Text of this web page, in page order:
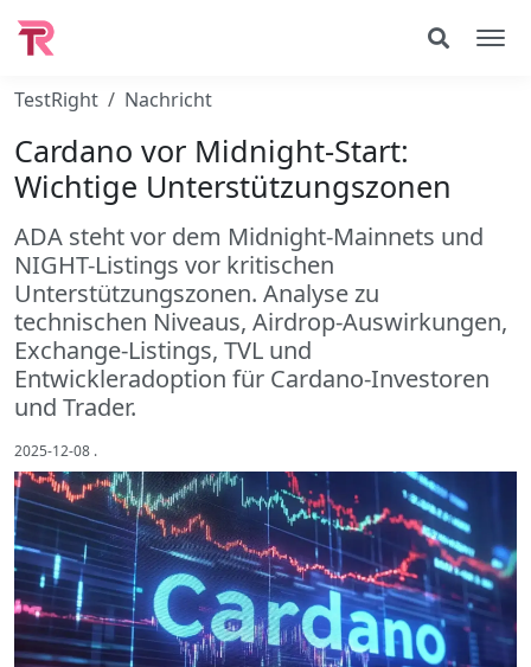
TestRight Nachricht
Cardano vor Midnight-Start:
Wichtige Unterstützungszonen
ADA steht vor dem Midnight-Mainnets und
NIGHT-Listings vor kritischen
Unterstützungszonen. Analyse zu
technischen Niveaus, Airdrop-Auswirkungen,
Exchange-Listings, TVL und
Entwickleradoption für Cardano-Investoren
und Trader.
2025-12-08 .